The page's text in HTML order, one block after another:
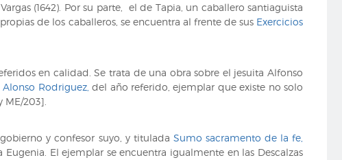
(1642). Por su parte, el de Tapia, un caballero santiaguista
de los caballeros, se encuentra al frente de sus Exercicios
en calidad. Se trata de una obra sobre el jesuita Alfonso
Rodriguez, del año referido, ejemplar que existe no solo
ME/203].
y confesor suyo, y titulada Sumo sacramento de la fe,
El ejemplar se encuentra igualmente en las Descalzas